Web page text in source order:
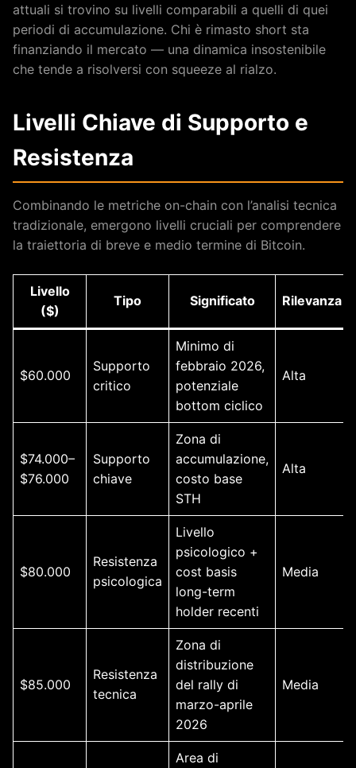
attuali si trovino su livelli comparabili a quelli di quei
periodi di accumulazione. Chi è rimasto short sta
finanziando il mercato — una dinamica insostenibile
che tende a risolversi con squeeze al rialzo.
Livelli Chiave di Supporto e
Resistenza
Combinando le metriche on-chain con l’analisi tecnica
tradizionale, emergono livelli cruciali per comprendere
la traiettoria di breve e medio termine di Bitcoin.
Livello
($)
Tipo Significato Rilevanza
$60.000
Supporto
critico
Minimo di
febbraio 2026,
potenziale
bottom ciclico
Alta
$74.000–
$76.000
Supporto
chiave
Zona di
accumulazione,
costo base
STH
Alta
$80.000
Resistenza
psicologica
Livello
psicologico +
cost basis
long-term
holder recenti
Media
$85.000
Resistenza
tecnica
Zona di
distribuzione
del rally di
marzo-aprile
2026
Media
Area di